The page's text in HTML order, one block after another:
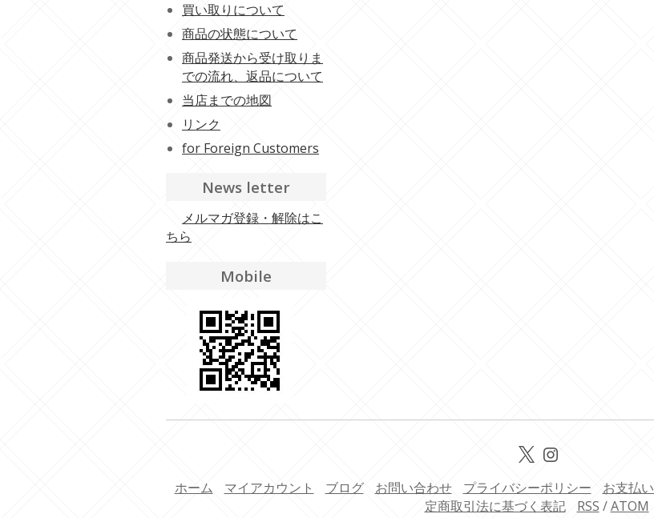
買い取りについて
商品の状態について
商品発送から受け取りま
での流れ、返品について
当店までの地図
リンク
for Foreign Customers
News letter
メルマガ登録・解除はこ
ちら
Mobile
ホーム マイアカウント ブログ お問い合わせ プライバシーポリシー お支払
定商取引法に基づく表記
RSS /ATOM